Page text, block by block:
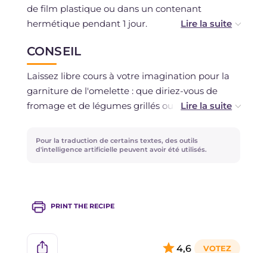
de film plastique ou dans un contenant
hermétique pendant 1 jour.
ingrédients frais, peut-être déjà portionnée.
CONSEIL
Laissez libre cours à votre imagination pour la
garniture de l'omelette : que diriez-vous de
fromage et de légumes grillés ou sautés à la
la ciboulette par du persil ou du thym haché.
Pour la traduction de certains textes, des outils
d'intelligence artificielle peuvent avoir été utilisés.
PRINT THE RECIPE
4,6